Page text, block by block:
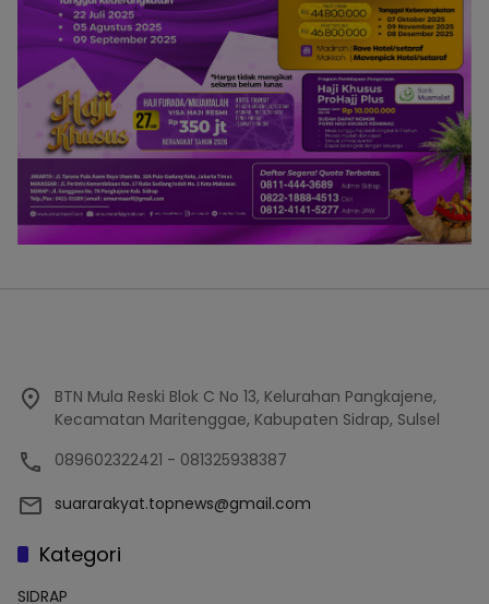
BTN Mula Reski Blok C No 13, Kelurahan Pangkajene,
Kecamatan Maritenggae, Kabupaten Sidrap, Sulsel
089602322421 - 081325938387
suararakyat.topnews@gmail.com
Kategori
SIDRAP